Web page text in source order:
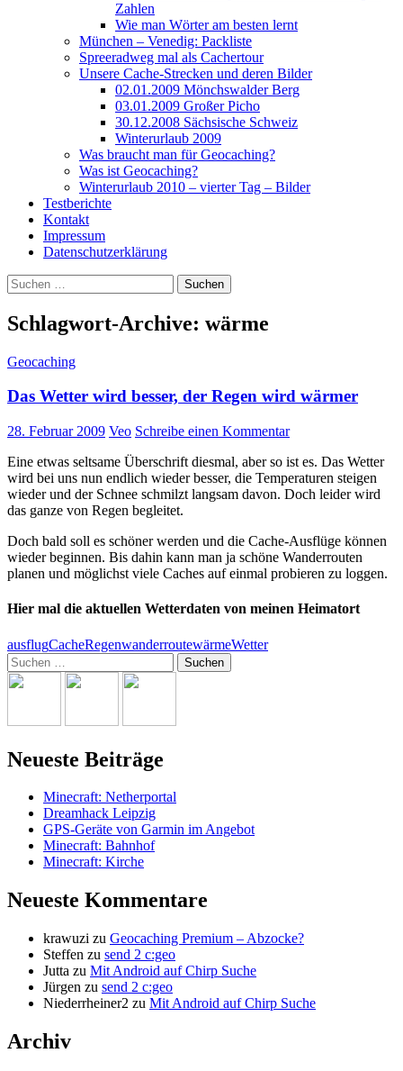
Zahlen
Wie man Wörter am besten lernt
München – Venedig: Packliste
Spreeradweg mal als Cachertour
Unsere Cache-Strecken und deren Bilder
02.01.2009 Mönchswalder Berg
03.01.2009 Großer Picho
30.12.2008 Sächsische Schweiz
Winterurlaub 2009
Was braucht man für Geocaching?
Was ist Geocaching?
Winterurlaub 2010 – vierter Tag – Bilder
Testberichte
Kontakt
Impressum
Datenschutzerklärung
Suchen
nach:
Schlagwort-Archive: wärme
Geocaching
Das Wetter wird besser, der Regen wird wärmer
28. Februar 2009 Veo Schreibe einen Kommentar
Eine etwas seltsame Überschrift diesmal, aber so ist es. Das Wetter
wird bei uns nun endlich wieder besser, die Temperaturen steigen
wieder und der Schnee schmilzt langsam davon. Doch leider wird
das ganze von Regen begleitet.
Doch bald soll es schöner werden und die Cache-Ausflüge können
wieder beginnen. Bis dahin kann man ja schöne Wanderrouten
planen und möglichst viele Caches auf einmal probieren zu loggen.
Hier mal die aktuellen Wetterdaten von meinen Heimatort
ausflugCacheRegenwanderroutewärmeWetter
Suchen
nach:
Neueste Beiträge
Minecraft: Netherportal
Dreamhack Leipzig
GPS-Geräte von Garmin im Angebot
Minecraft: Bahnhof
Minecraft: Kirche
Neueste Kommentare
krawuzi zu Geocaching Premium – Abzocke?
Steffen zu send 2 c:geo
Jutta zu Mit Android auf Chirp Suche
Jürgen zu send 2 c:geo
Niederrheiner2 zu Mit Android auf Chirp Suche
Archiv